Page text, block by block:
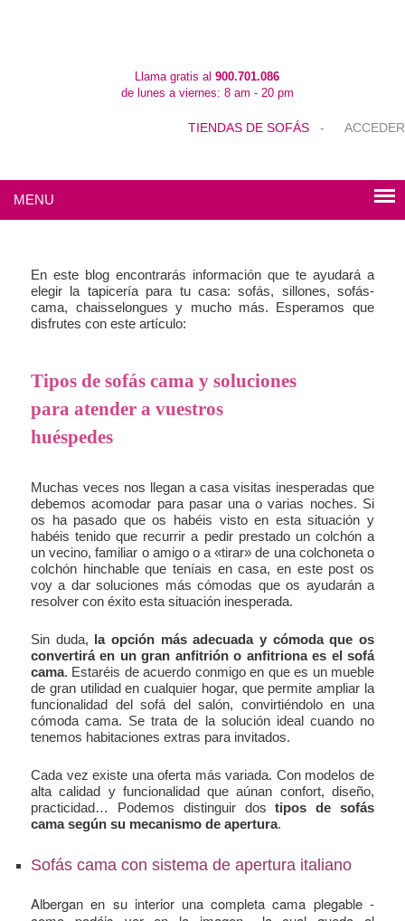
Llama gratis al 900.701.086
de lunes a viernes: 8 am - 20 pm
TIENDAS DE SOFÁS - ACCEDER
MENU
En este blog encontrarás información que te ayudará a
elegir la tapicería para tu casa: sofás, sillones, sofás-
cama, chaisselongues y mucho más. Esperamos que
disfrutes con este artículo:
Tipos de sofás cama y soluciones
para atender a vuestros
huéspedes
Muchas veces nos llegan a casa visitas inesperadas que
debemos acomodar para pasar una o varias noches. Si
os ha pasado que os habéis visto en esta situación y
habéis tenido que recurrir a pedir prestado un colchón a
un vecino, familiar o amigo o a «tirar» de una colchoneta o
colchón hinchable que teníais en casa, en este post os
voy a dar soluciones más cómodas que os ayudarán a
resolver con éxito esta situación inesperada.
Sin duda, la opción más adecuada y cómoda que os
convertirá en un gran anfitrión o anfitriona es el sofá
cama. Estaréis de acuerdo conmigo en que es un mueble
de gran utilidad en cualquier hogar, que permite ampliar la
funcionalidad del sofá del salón, convirtiéndolo en una
cómoda cama. Se trata de la solución ideal cuando no
tenemos habitaciones extras para invitados.
Cada vez existe una oferta más variada. Con modelos de
alta calidad y funcionalidad que aúnan confort, diseño,
practicidad… Podemos distinguir dostipos de sofás
cama según su mecanismo de apertura.
Sofás cama con sistema de apertura italiano
Albergan en su interior una completa cama plegable -